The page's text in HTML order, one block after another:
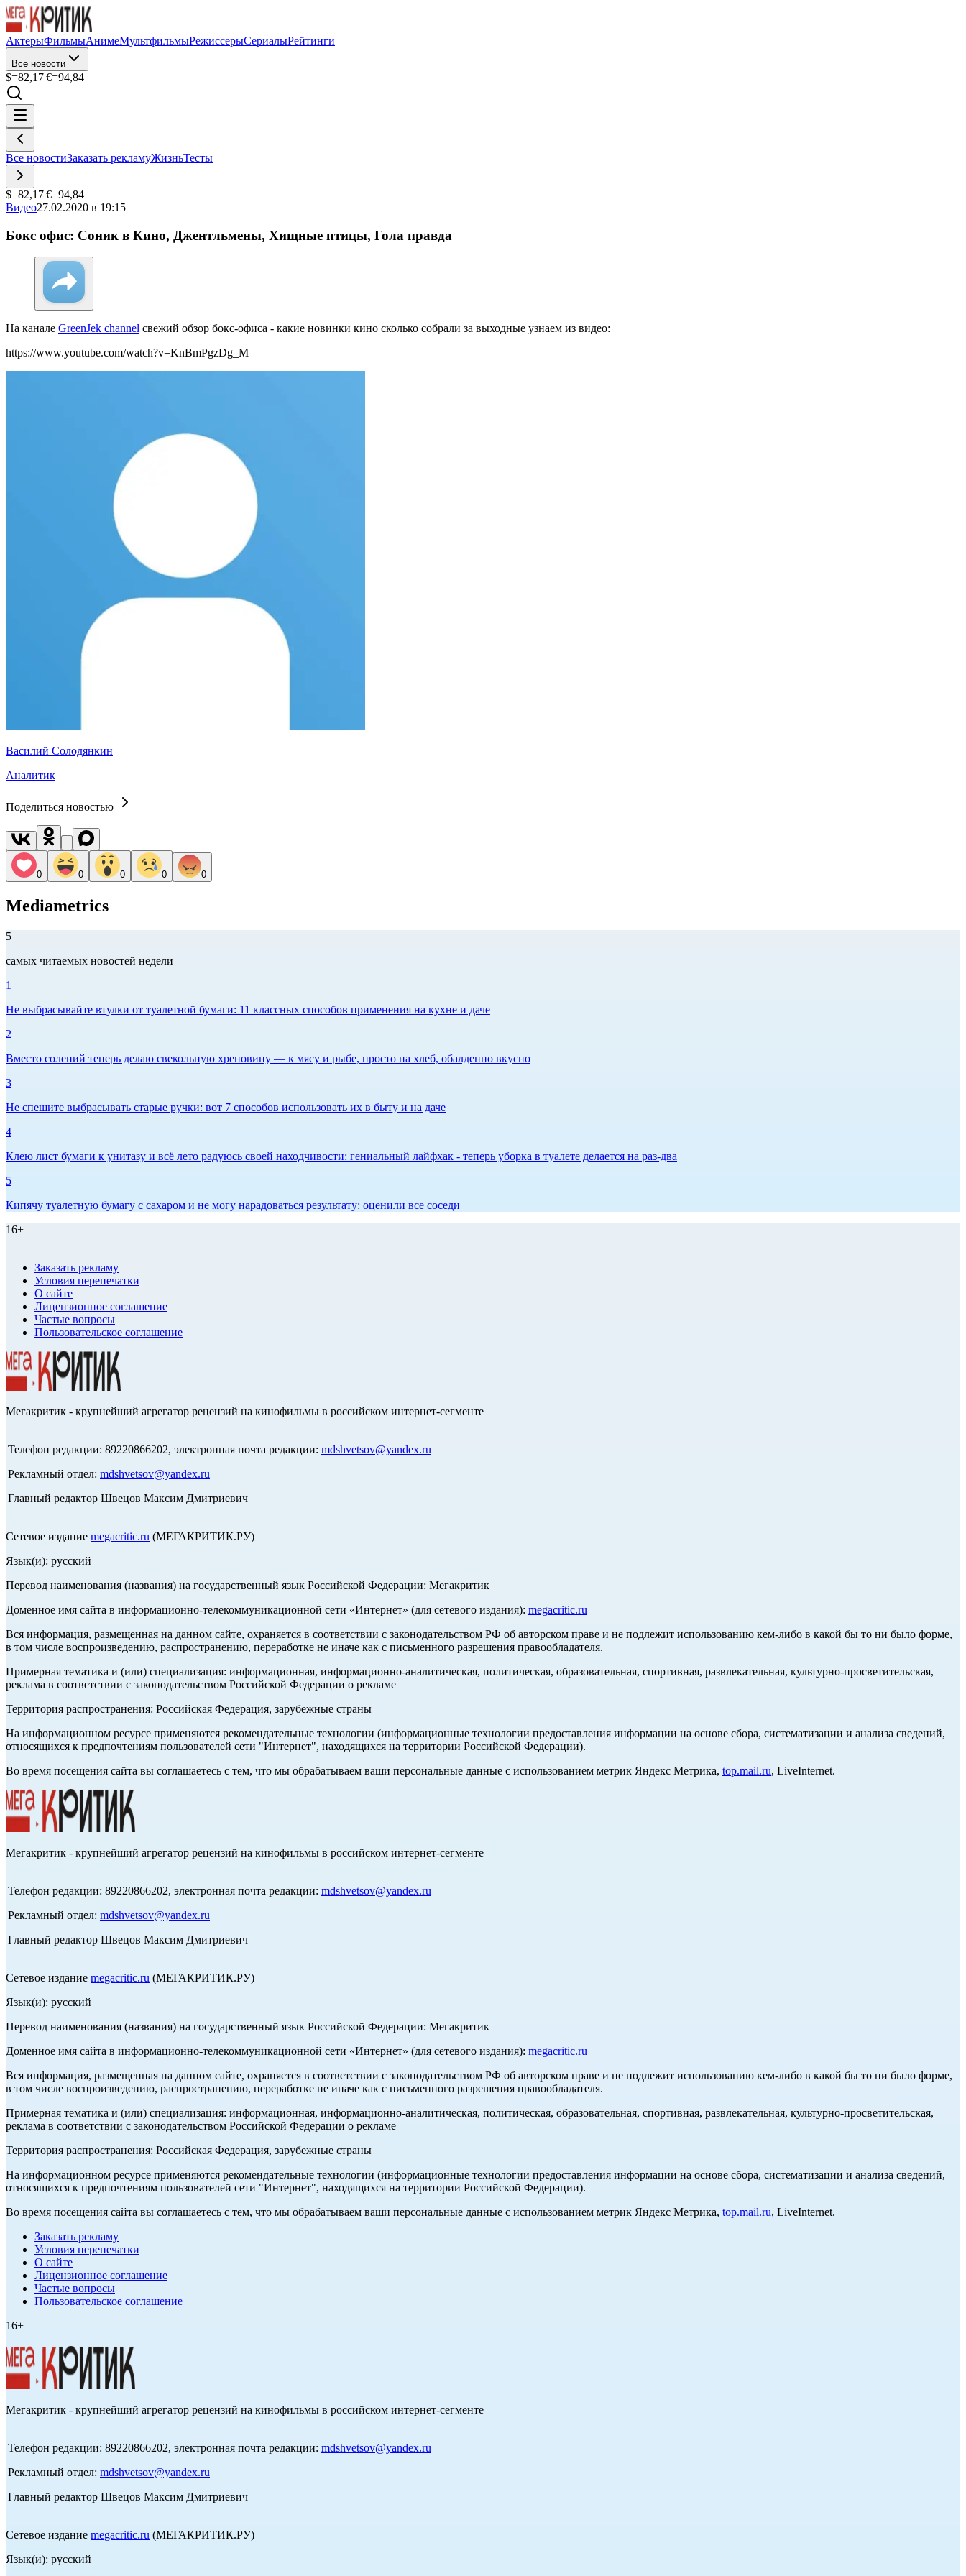
АктерыФильмыАнимеМультфильмыРежиссерыСериалыРейтинги
Все новости
$=82,17|€=94,84
Все новостиЗаказать рекламуЖизньТесты
$=82,17|€=94,84
Видео27.02.2020 в 19:15
Бокс офис: Соник в Кино, Джентльмены, Хищные птицы, Гола правда
На канале GreenJek channel свежий обзор бокс-офиса - какие новинки кино сколько собрали за выходные узнаем из видео:
https://www.youtube.com/watch?v=KnBmPgzDg_M
Василий Солодянкин
Аналитик
Поделиться новостью
0 0 0 0 0
Mediametrics
5
самых читаемых новостей недели
1
Не выбрасывайте втулки от туалетной бумаги: 11 классных способов применения на кухне и даче
2
Вместо солений теперь делаю свекольную хреновину — к мясу и рыбе, просто на хлеб, обалденно вкусно
3
Не спешите выбрасывать старые ручки: вот 7 способов использовать их в быту и на даче
4
Клею лист бумаги к унитазу и всё лето радуюсь своей находчивости: гениальный лайфхак - теперь уборка в туалете делается на раз-два
5
Кипячу туалетную бумагу с сахаром и не могу нарадоваться результату: оценили все соседи
16+
Заказать рекламу
Условия перепечатки
О сайте
Лицензионное соглашение
Частые вопросы
Пользовательское соглашение
Мегакритик - крупнейший агрегатор рецензий на кинофильмы в российском интернет-сегменте
Телефон редакции: 89220866202, электронная почта редакции: mdshvetsov@yandex.ru
Рекламный отдел: mdshvetsov@yandex.ru
Главный редактор Швецов Максим Дмитриевич
Сетевое издание megacritic.ru (МЕГАКРИТИК.РУ)
Язык(и): русский
Перевод наименования (названия) на государственный язык Российской Федерации: Мегакритик
Доменное имя сайта в информационно-телекоммуникационной сети «Интернет» (для сетевого издания): megacritic.ru
Вся информация, размещенная на данном сайте, охраняется в соответствии с законодательством РФ об авторском праве и не подлежит использованию кем-либо в какой бы то ни было форме,
в том числе воспроизведению, распространению, переработке не иначе как с письменного разрешения правообладателя.
Примерная тематика и (или) специализация: информационная, информационно-аналитическая, политическая, образовательная, спортивная, развлекательная, культурно-просветительская,
реклама в соответствии с законодательством Российской Федерации о рекламе
Территория распространения: Российская Федерация, зарубежные страны
На информационном ресурсе применяются рекомендательные технологии (информационные технологии предоставления информации на основе сбора, систематизации и анализа сведений,
относящихся к предпочтениям пользователей сети "Интернет", находящихся на территории Российской Федерации).
Во время посещения сайта вы соглашаетесь с тем, что мы обрабатываем ваши персональные данные с использованием метрик Яндекс Метрика, top.mail.ru, LiveInternet.
Мегакритик - крупнейший агрегатор рецензий на кинофильмы в российском интернет-сегменте
Телефон редакции: 89220866202, электронная почта редакции: mdshvetsov@yandex.ru
Рекламный отдел: mdshvetsov@yandex.ru
Главный редактор Швецов Максим Дмитриевич
Сетевое издание megacritic.ru (МЕГАКРИТИК.РУ)
Язык(и): русский
Перевод наименования (названия) на государственный язык Российской Федерации: Мегакритик
Доменное имя сайта в информационно-телекоммуникационной сети «Интернет» (для сетевого издания): megacritic.ru
Вся информация, размещенная на данном сайте, охраняется в соответствии с законодательством РФ об авторском праве и не подлежит использованию кем-либо в какой бы то ни было форме,
в том числе воспроизведению, распространению, переработке не иначе как с письменного разрешения правообладателя.
Примерная тематика и (или) специализация: информационная, информационно-аналитическая, политическая, образовательная, спортивная, развлекательная, культурно-просветительская,
реклама в соответствии с законодательством Российской Федерации о рекламе
Территория распространения: Российская Федерация, зарубежные страны
На информационном ресурсе применяются рекомендательные технологии (информационные технологии предоставления информации на основе сбора, систематизации и анализа сведений,
относящихся к предпочтениям пользователей сети "Интернет", находящихся на территории Российской Федерации).
Во время посещения сайта вы соглашаетесь с тем, что мы обрабатываем ваши персональные данные с использованием метрик Яндекс Метрика, top.mail.ru, LiveInternet.
Заказать рекламу
Условия перепечатки
О сайте
Лицензионное соглашение
Частые вопросы
Пользовательское соглашение
16+
Мегакритик - крупнейший агрегатор рецензий на кинофильмы в российском интернет-сегменте
Телефон редакции: 89220866202, электронная почта редакции: mdshvetsov@yandex.ru
Рекламный отдел: mdshvetsov@yandex.ru
Главный редактор Швецов Максим Дмитриевич
Сетевое издание megacritic.ru (МЕГАКРИТИК.РУ)
Язык(и): русский